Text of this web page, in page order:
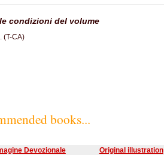
condizioni del volume
(T-CA)
books...
Devozionale
Original illustration